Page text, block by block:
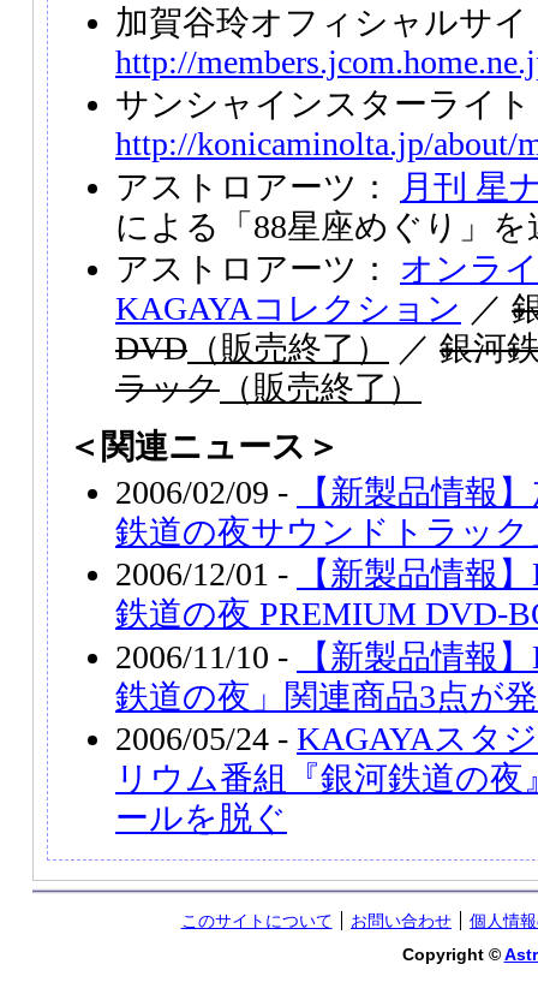
加賀谷玲オフィシャルサイ
http://
サンシャインスターライト
http://konicaminolta.jp/about/
アストロアーツ：
月刊 星
による「88星座めぐり」を
アストロアーツ： オンラ
KAGAYAコレクション ／
DVD （販売終了） ／ 銀河
ラック （販売終了）
＜関連ニュース＞
2006/02/09 -
【新製品情報
鉄道の夜サウンドトラッ
2006/12/01 -
【新製品情報
鉄道の夜 PREMIUM DVD-
2006/11/10 -
【新製品情報
鉄道の夜」関連商品3点が
2006/05/24 - KAGAYAスタ
リウム番組『銀河鉄道の
ールを脱ぐ
このサイトについて お問い合わせ
個人情
Copyright ©